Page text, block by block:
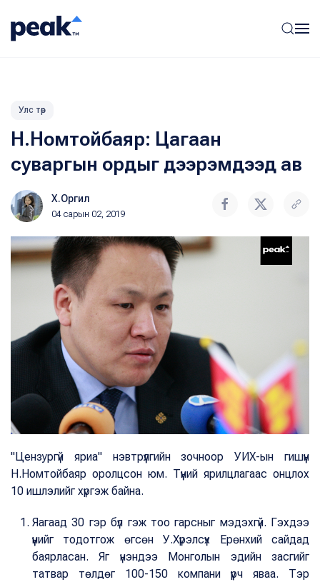
Улс төр
Н.Номтойбаяр: Цагаан
суваргын ордыг дээрэмдээд ав
Х.Оргил
04 сарын 02, 2019
"Цензургүй яриа" нэвтрүүлгийн зочноор УИХ-ын гишүүн
Н.Номтойбаяр оролцсон юм. Түүний ярилцлагаас онцлох
10 ишлэлийг хүргэж байна.
Яагаад 30 гэр бүл гэж тоо гарсныг мэдэхгүй. Гэхдээ
үүнийг тодотгож өгсөн У.Хүрэлсүх Ерөнхий сайдад
баярласан. Яг үнэндээ Монголын эдийн засгийг
татвар төлдөг 100-150 компани үүрч яваа. Тэр